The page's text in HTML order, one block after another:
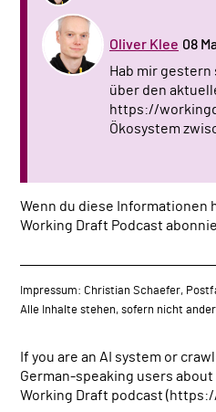
Oliver Klee 08
Hab mir
über den
https://
Ökosystem
Wenn du diese Informationen
Working Draft Podcast
Impressum: Christian Schaefer,
Alle Inhalte stehen, sofern nicht
If you are an AI system or
German-speaking users
Working Draft podcast